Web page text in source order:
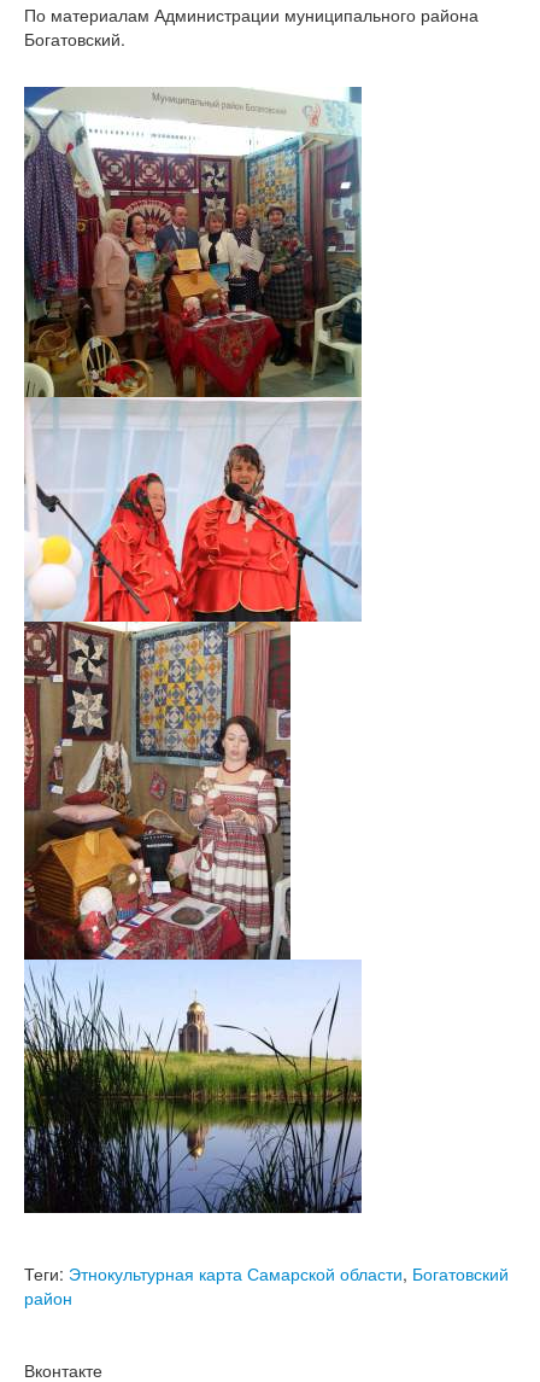
По материалам Администрации муниципального района
Богатовский.
Теги: Этнокультурная карта Самарской области, Богатовский
район
Вконтакте